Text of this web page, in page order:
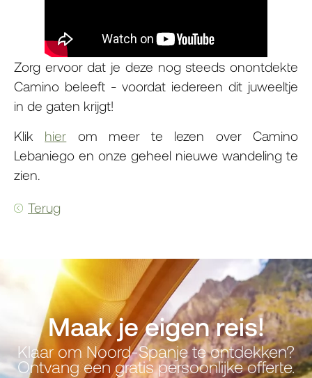
Zorg ervoor dat je deze nog steeds onontdekte
Camino beleeft - voordat iedereen dit juweeltje
in de gaten krijgt!
Klik hier om meer te lezen over Camino
Lebaniego en onze geheel nieuwe wandeling te
zien.
Terug
Maak je eigen reis!
Klaar om Noord-Spanje te ontdekken?
Ontvang een gratis persoonlijke offerte.